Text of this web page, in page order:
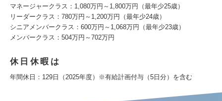
マネージャークラス：1,080万円～1,800万円（最年少25歳）
リーダークラス：780万円～1,200万円（最年少24歳）
シニアメンバークラス：600万円～1,068万円（最年少23歳）
メンバークラス：504万円～702万円
休日休暇は
年間休日：129日（2025年度）※有給計画付与（5日分）を含む